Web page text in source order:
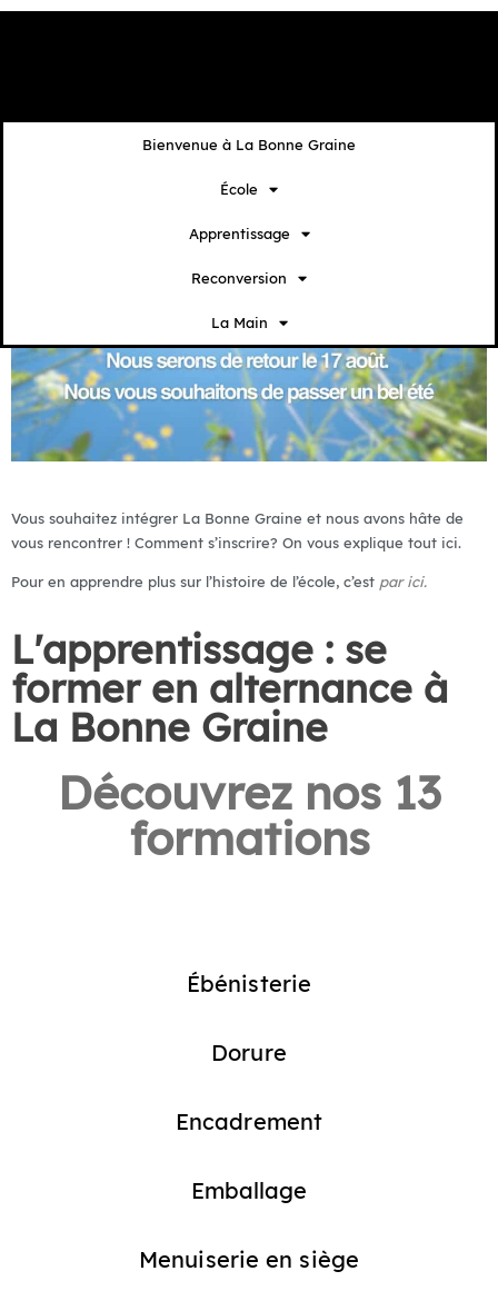
Bienvenue à La Bonne Graine
École
Apprentissage
Reconversion
La Main
Vous souhaitez intégrer La Bonne Graine et nous avons hâte de
vous rencontrer ! Comment s’inscrire? On vous explique tout ici.
Pour en apprendre plus sur l’histoire de l’école, c’est par ici.
L'apprentissage : se
former en alternance à
La Bonne Graine
Découvrez nos 13
formations
Ébénisterie
Dorure
Encadrement
Emballage
Menuiserie en siège